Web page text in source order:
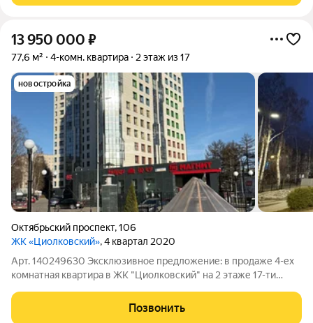
13 950 000 ₽
77,6 м² 4-комн. квартира 2 этаж из 17
новостройка
Октябрьский проспект,106
ЖК «Циолковский», 4 квартал 2020
Арт. 140249630 Эксклюзивное предложение: в продаже 4-ех
комнатная квартира в ЖК "Циолковский" на 2 этаже 17-ти
территорией по адресу: г. Киров, Октябрьский проспект, д.106 .
О жилом комплексе:
Позвонить